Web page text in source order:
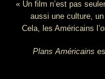
« Un film n’est pas
aussi une culture,
Cela, les Américains
Plans Américains